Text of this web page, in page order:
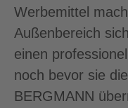
Werbemittel
Außenbereich
einen
noch bevor sie
BERGMANN